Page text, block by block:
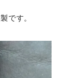
です。